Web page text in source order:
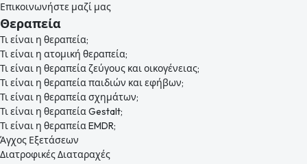
Επικοινωνήστε μαζί μας
Θεραπεία
Τι είναι η θεραπεία;
Τι είναι η ατομική θεραπεία;
Τι είναι η θεραπεία ζεύγους και οικογένειας;
Τι είναι η θεραπεία παιδιών και εφήβων;
Τι είναι η θεραπεία σχημάτων;
Τι είναι η θεραπεία Gestalt;
Τι είναι η θεραπεία EMDR;
Άγχος Εξετάσεων
Διατροφικές Διαταραχές